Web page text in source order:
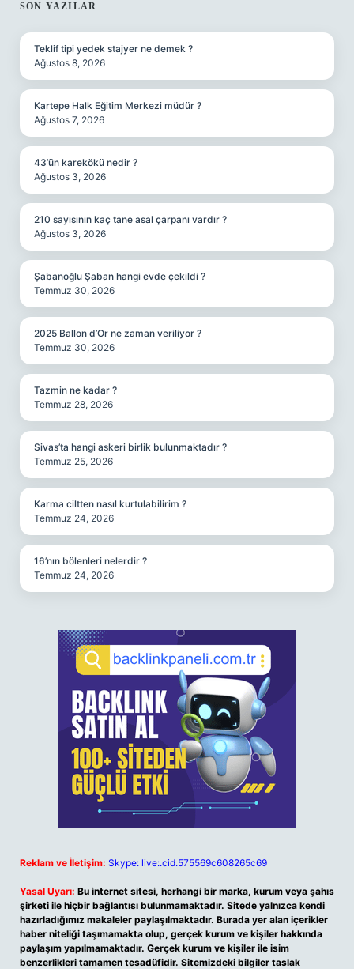
SIDEBAR
SON YAZILAR
Teklif tipi yedek stajyer ne demek ?
Ağustos 8, 2026
Kartepe Halk Eğitim Merkezi müdür ?
Ağustos 7, 2026
43’ün karekökü nedir ?
Ağustos 3, 2026
210 sayısının kaç tane asal çarpanı vardır ?
Ağustos 3, 2026
Şabanoğlu Şaban hangi evde çekildi ?
Temmuz 30, 2026
2025 Ballon d’Or ne zaman veriliyor ?
Temmuz 30, 2026
Tazmin ne kadar ?
Temmuz 28, 2026
Sivas’ta hangi askeri birlik bulunmaktadır ?
Temmuz 25, 2026
Karma ciltten nasıl kurtulabilirim ?
Temmuz 24, 2026
16’nın bölenleri nelerdir ?
Temmuz 24, 2026
Reklam ve İletişim: Skype: live:.cid.575569c608265c69
Yasal Uyarı: Bu internet sitesi, herhangi bir marka, kurum veya şahıs
şirketi ile hiçbir bağlantısı bulunmamaktadır. Sitede yalnızca kendi
hazırladığımız makaleler paylaşılmaktadır. Burada yer alan içerikler
haber niteliği taşımamakta olup, gerçek kurum ve kişiler hakkında
paylaşım yapılmamaktadır. Gerçek kurum ve kişiler ile isim
benzerlikleri tamamen tesadüfidir. Sitemizdeki bilgiler taslak